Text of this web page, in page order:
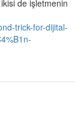
ikisi de işletmenin
trick-for-dijital-